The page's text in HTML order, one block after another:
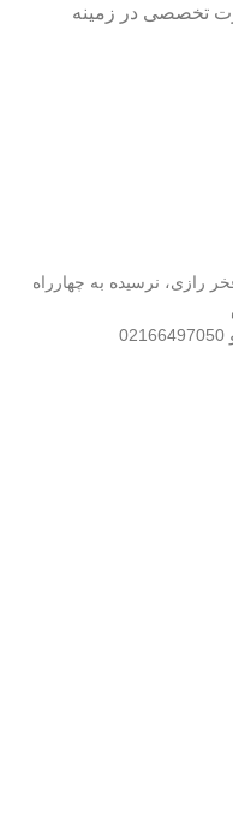
تخصصی در زمینه
رازی، نرسیده به چهارراه